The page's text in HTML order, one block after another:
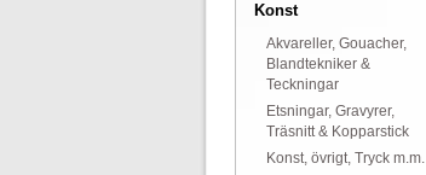
Konst
Akvareller, Gouacher,
Blandtekniker &
Teckningar
Etsningar, Gravyrer,
Träsnitt & Kopparstick
Konst, övrigt, Tryck m.m.